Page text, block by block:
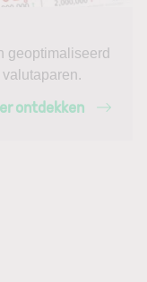
geoptimaliseerd
ontdekken